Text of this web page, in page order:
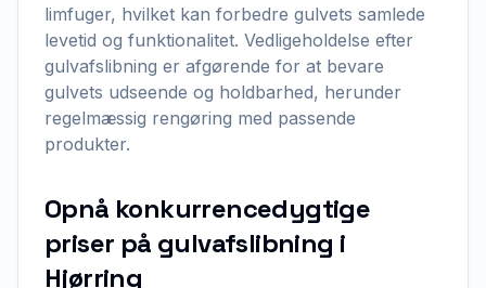
limfuger, hvilket kan forbedre gulvets samlede
levetid og funktionalitet. Vedligeholdelse efter
gulvafslibning er afgørende for at bevare
gulvets udseende og holdbarhed, herunder
regelmæssig rengøring med passende
produkter.
Opnå konkurrencedygtige
priser på gulvafslibning i
Hjørring